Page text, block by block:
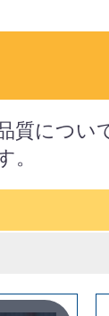
につい
。